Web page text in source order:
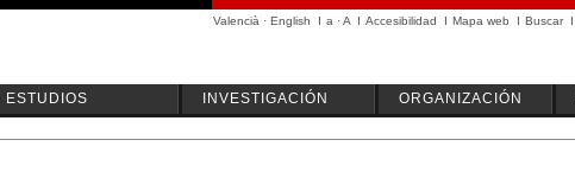
Valencià · English I a ·A I Accesibilidad I Mapa web I Buscar I
ESTUDIOS INVESTIGACIÓN ORGANIZACIÓN